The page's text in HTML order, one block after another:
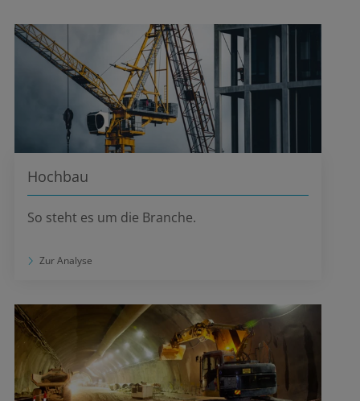
Hochbau
So steht es um die Branche.
Zur Analyse